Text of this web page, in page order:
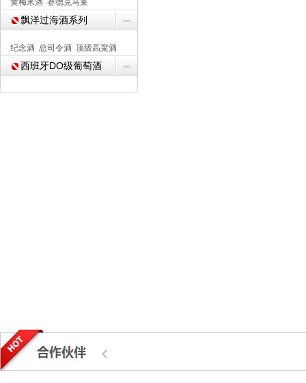
黄梅米酒 赛德克马莱
飘洋过海酒系列
纪念酒 总司令酒 顶级高粱酒
西班牙DO级葡萄酒